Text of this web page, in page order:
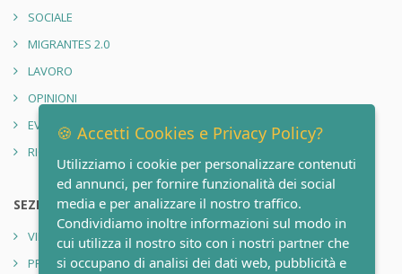
SOCIALE
MIGRANTES 2.0
LAVORO
OPINIONI
EVENTI
RIONE SANITÀ 2.0
SEZIONI
VIDEO
PRIVACY POLICY
🍪 Accetti Cookies e Privacy Policy?
Utilizziamo i cookie per personalizzare contenuti
ed annunci, per fornire funzionalità dei social
media e per analizzare il nostro traffico.
Condividiamo inoltre informazioni sul modo in
cui utilizza il nostro sito con i nostri partner che
si occupano di analisi dei dati web, pubblicità e